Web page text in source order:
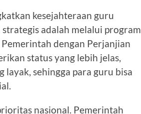
kesejahteraan guru
adalah melalui program
dengan Perjanjian
status yang lebih jelas,
sehingga para guru bisa
nasional. Pemerintah